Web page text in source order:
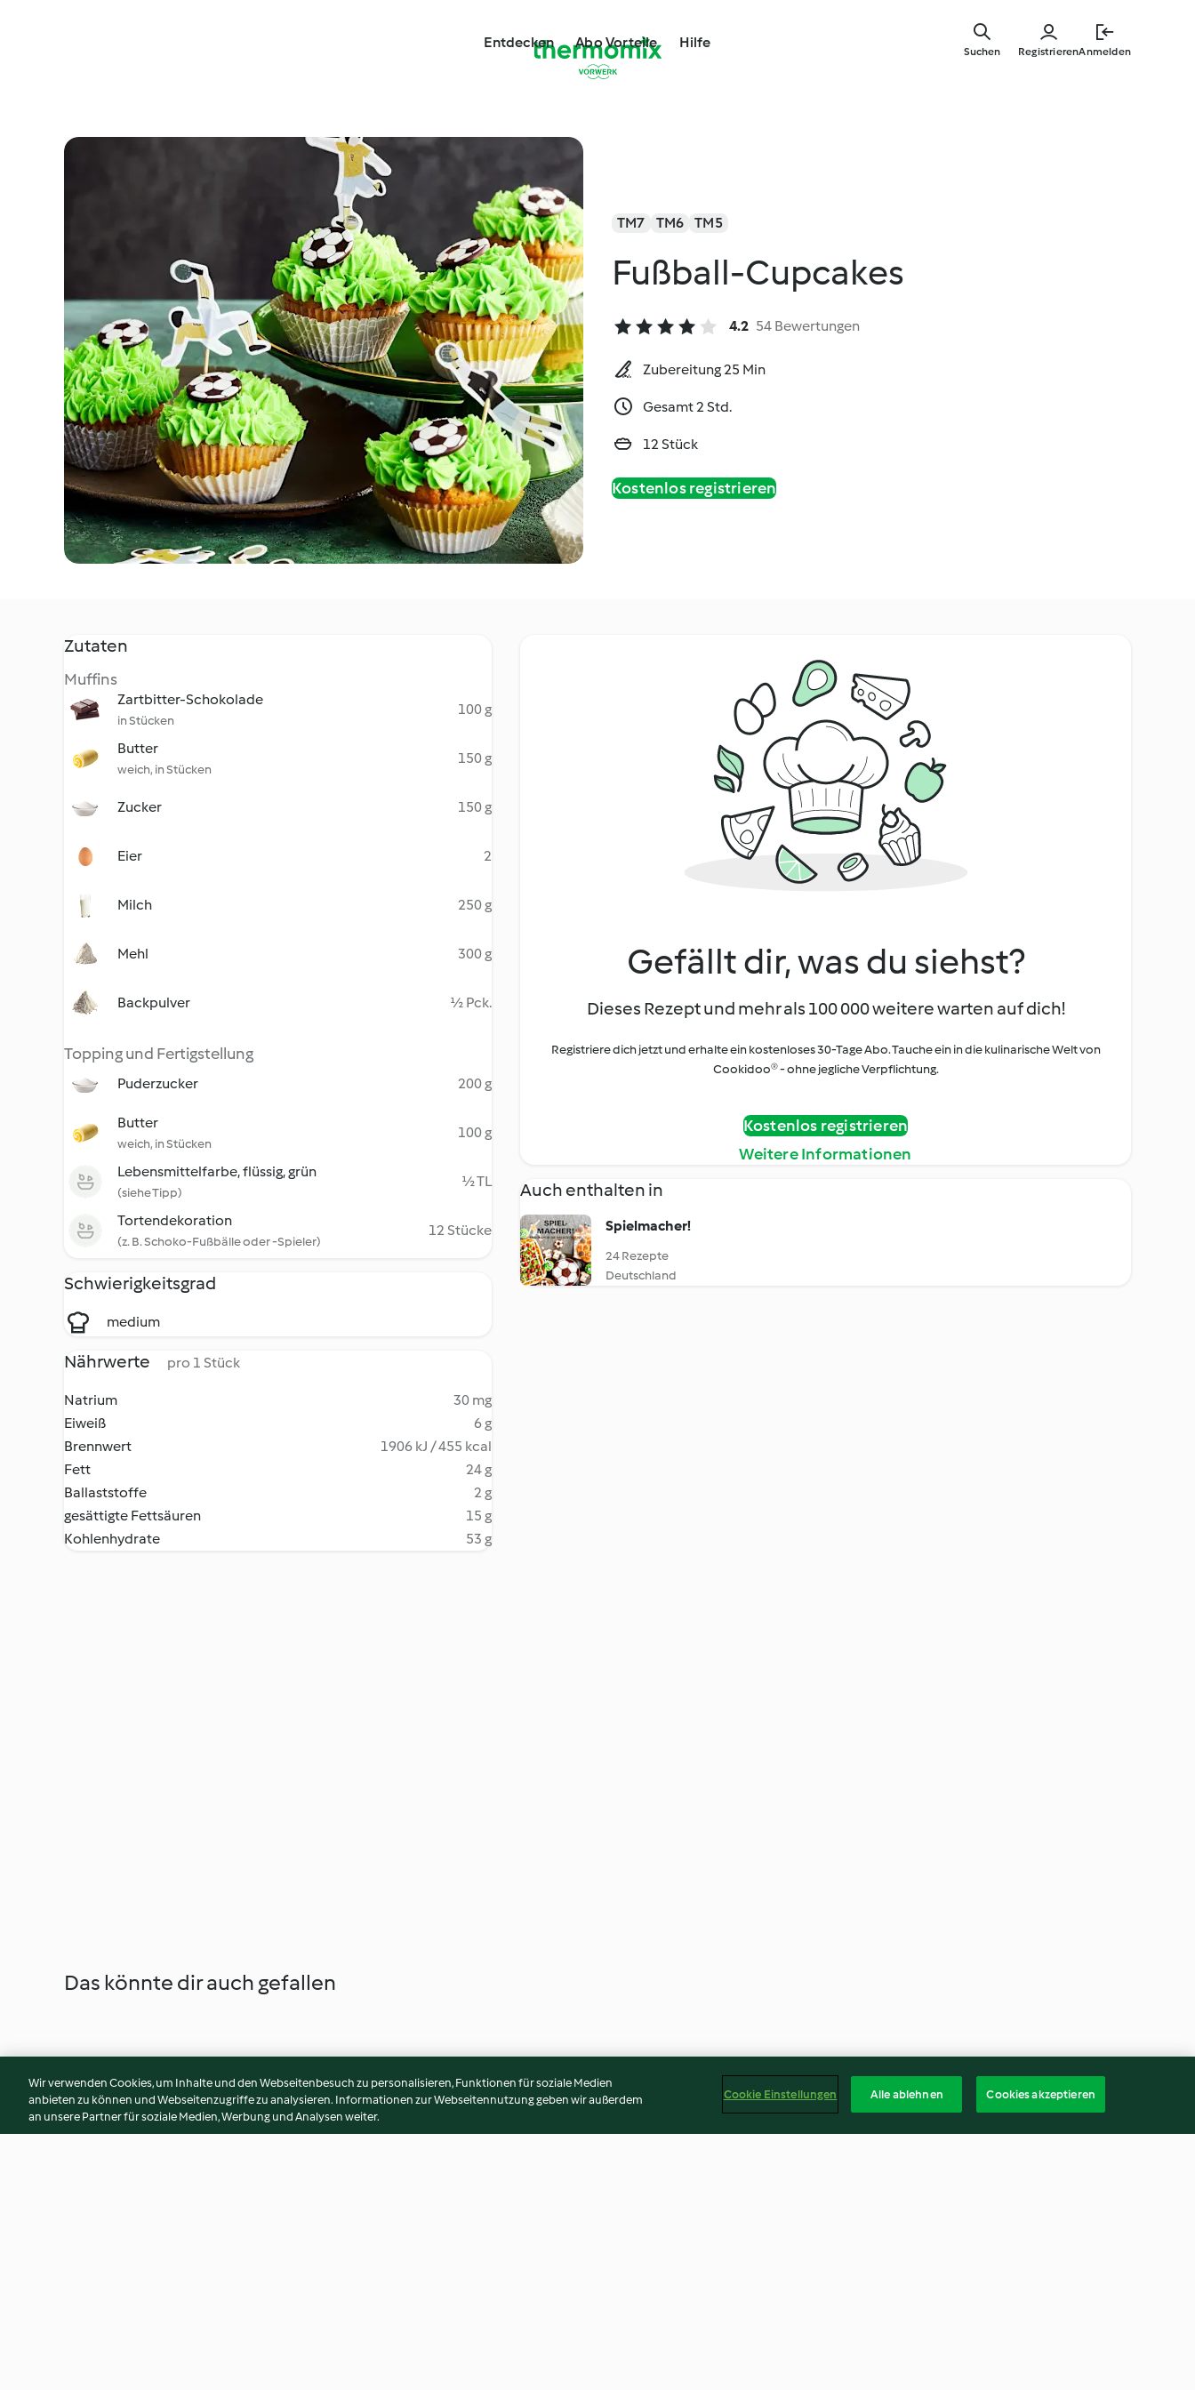
Entdecken Abo Vorteile Hilfe
RegistrierenAnmelden
Suchen
TM7 TM6 TM5
Fußball-Cupcakes
4.2 54 Bewertungen
Zubereitung 25 Min
Gesamt 2 Std.
12 Stück
Kostenlos registrieren
Zutaten
Muffins
Zartbitter-Schokolade
in Stücken
100 g
Butter
weich, in Stücken
150 g
Zucker 150 g
Eier 2
Milch 250 g
Mehl 300 g
Backpulver ½ Pck.
Topping und Fertigstellung
Puderzucker 200 g
Butter
weich, in Stücken
100 g
Lebensmittelfarbe, flüssig, grün
(siehe Tipp)
½ TL
Tortendekoration
(z. B. Schoko-Fußbälle oder -Spieler)
12 Stücke
Schwierigkeitsgrad
medium
Nährwerte pro 1 Stück
Natrium
30 mg
Eiweiß
6 g
Brennwert
1906 kJ / 455 kcal
Fett
24 g
Ballaststoffe
2 g
gesättigte Fettsäuren
15 g
Kohlenhydrate
53 g
Gefällt dir, was du siehst?
Dieses Rezept und mehr als 100 000 weitere warten auf dich!
Registriere dich jetzt und erhalte ein kostenloses 30-Tage Abo. Tauche ein in die kulinarische Welt von
Cookidoo® - ohne jegliche Verpflichtung.
Kostenlos registrieren
Weitere Informationen
Auch enthalten in
Spielmacher!
24 Rezepte
Deutschland
Das könnte dir auch gefallen
Wir verwenden Cookies, um Inhalte und den Webseitenbesuch zu personalisieren, Funktionen für soziale Medien
anbieten zu können und Webseitenzugriffe zu analysieren. Informationen zur Webseitennutzung geben wir außerdem
an unsere Partner für soziale Medien, Werbung und Analysen weiter.
Cookie Einstellungen Alle ablehnen Cookies akzeptieren